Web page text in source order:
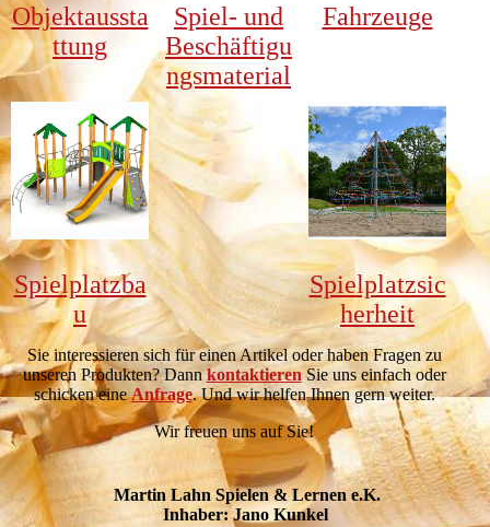
Objektaussta
ttung
Spiel- und
Beschäftigu
ngsmaterial
Fahrzeuge
Spielplatzba
u
Spielplatzsic
herheit
Sie interessieren sich für einen Artikel oder haben Fragen zu
unseren Produkten? Dannkontaktieren Sie uns einfach oder
schicken eineAnfrage. Und wir helfen Ihnen gern weiter.
Wir freuen uns auf Sie!
Martin Lahn Spielen & Lernen e.K.
Inhaber: Jano Kunkel